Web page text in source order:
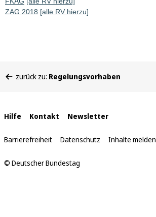
ZAG 2018 [alle RV hierzu]
befinden
zurück zu: Regelungsvorhaben
Interne
Links
Hilfe Kontakt Newsletter
Barrierefreiheit Datenschutz Inhalte melden
© Deutscher Bundestag